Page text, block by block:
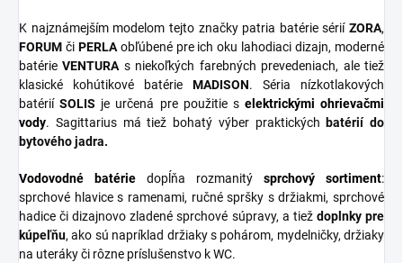
K najznámejším modelom tejto značky patria batérie sérií ZORA,
FORUM či PERLAobľúbené pre ich oku lahodiaci dizajn, moderné
batérieVENTURAs niekoľkých farebných prevedeniach, ale tiež
klasické kohútikové batérie MADISON. Séria nízkotlakových
batériíSOLIS je určená pre použitie s elektrickými ohrievačmi
vody. Sagittarius má tiež bohatý výber praktických batérií do
bytového jadra.
Vodovodné batérie dopĺňa rozmanitý sprchový sortiment:
sprchové hlavice s ramenami, ručné spršky s držiakmi, sprchové
hadice či dizajnovo zladené sprchové súpravy, a tiež doplnky pre
kúpeľňu, ako sú napríklad držiaky s pohárom, mydelničky, držiaky
na uteráky či rôzne príslušenstvo k WC.